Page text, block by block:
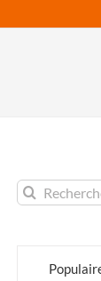
Rechercher: